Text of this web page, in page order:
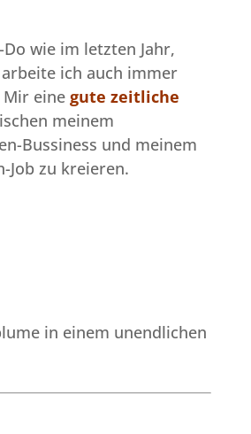
wie im letzten Jahr,
ich auch immer
eine gute zeitliche
meinem
Bussiness und meinem
Job zu kreieren.